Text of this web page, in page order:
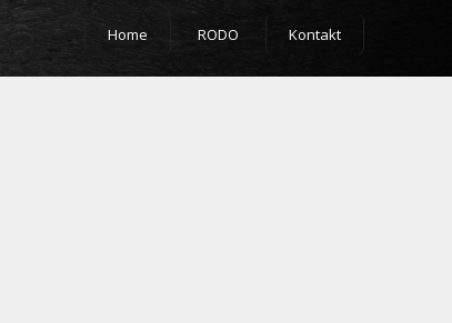
Home RODO Kontakt